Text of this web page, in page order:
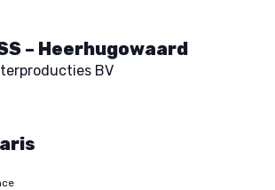
– Heerhugowaard
BV